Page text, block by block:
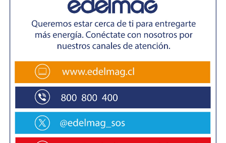
desafío es avanzar en la excelencia operacional y
eficiencia de nuestra gestión, para así mantener estos
indicadores a futuro y garantizar la sustentabilidad de la
La perspectiva estable de S&P refleja la expectativa de
que la empresa estatal mantenga una relación
deuda/Ebitda en torno o por debajo de 4x durante los
próximos dos años, con iniciativas de capital alineadas
con este objetivo, así como que Enap continúe su sólido
vínculo con el gobierno chileno, desempeñando un papel